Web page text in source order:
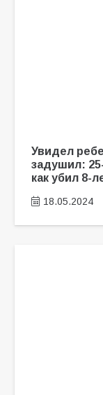
Увидел
задушил:
как убил 8-
18.05.2024